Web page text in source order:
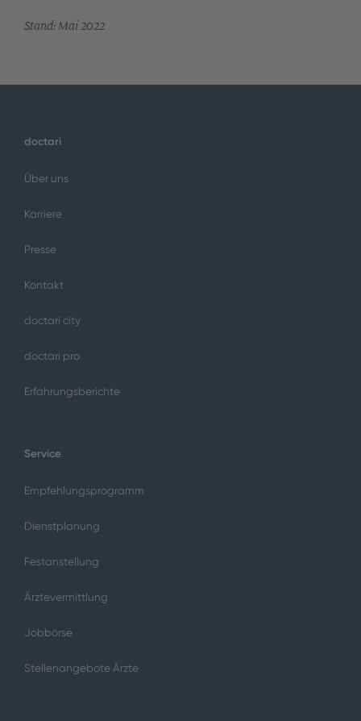
Stand: Mai 2022
doctari
Über uns
Karriere
Presse
Kontakt
doctari city
doctari pro
Erfahrungsberichte
Service
Empfehlungsprogramm
Dienstplanung
Festanstellung
Ärztevermittlung
Jobbörse
Stellenangebote Ärzte